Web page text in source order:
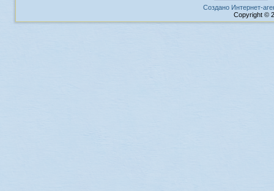
Создано Интернет-
Copyright ©